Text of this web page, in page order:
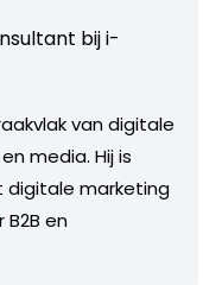
biji-
van digitale
media. Hij is
digitale marketing
en